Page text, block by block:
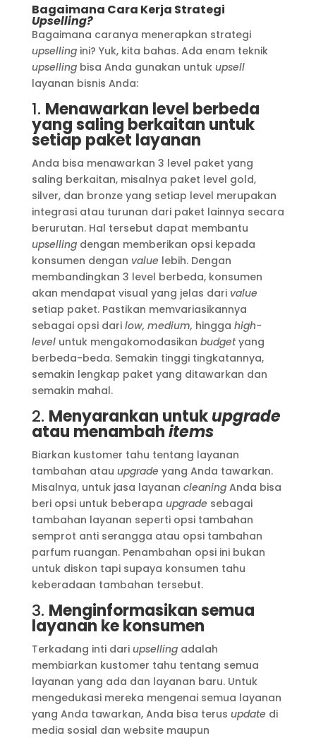
Bagaimana Cara Kerja Strategi
Upselling?
Bagaimana caranya menerapkan strategi
upsellingini? Yuk, kita bahas. Ada enam teknik
upsellingbisa Anda gunakan untuk upsell
layanan bisnis Anda:
1. Menawarkan level berbeda
yang saling berkaitan untuk
setiap paket layanan
Anda bisa menawarkan 3 level paket yang
saling berkaitan, misalnya paket level gold,
silver, dan bronze yang setiap level merupakan
integrasi atau turunan dari paket lainnya secara
berurutan. Hal tersebut dapat membantu
upsellingdengan memberikan opsi kepada
konsumen dengan value lebih. Dengan
membandingkan 3 level berbeda, konsumen
akan mendapat visual yang jelas dari value
setiap paket. Pastikan memvariasikannya
sebagai opsi dari low, medium, hingga high-
leveluntuk mengakomodasikan budgetyang
berbeda-beda. Semakin tinggi tingkatannya,
semakin lengkap paket yang ditawarkan dan
semakin mahal.
2. Menyarankan untukupgrade
atau menambahitems
Biarkan kustomer tahu tentang layanan
tambahan atau upgrade yang Anda tawarkan.
Misalnya, untuk jasa layanan cleaningAnda bisa
beri opsi untuk beberapa upgrade sebagai
tambahan layanan seperti opsi tambahan
semprot anti serangga atau opsi tambahan
parfum ruangan. Penambahan opsi ini bukan
untuk diskon tapi supaya konsumen tahu
keberadaan tambahan tersebut.
3. Menginformasikan semua
layanan ke konsumen
Terkadang inti dari upsellingadalah
membiarkan kustomer tahu tentang semua
layanan yang ada dan layanan baru. Untuk
mengedukasi mereka mengenai semua layanan
yang Anda tawarkan, Anda bisa terus update di
media sosial dan website maupun